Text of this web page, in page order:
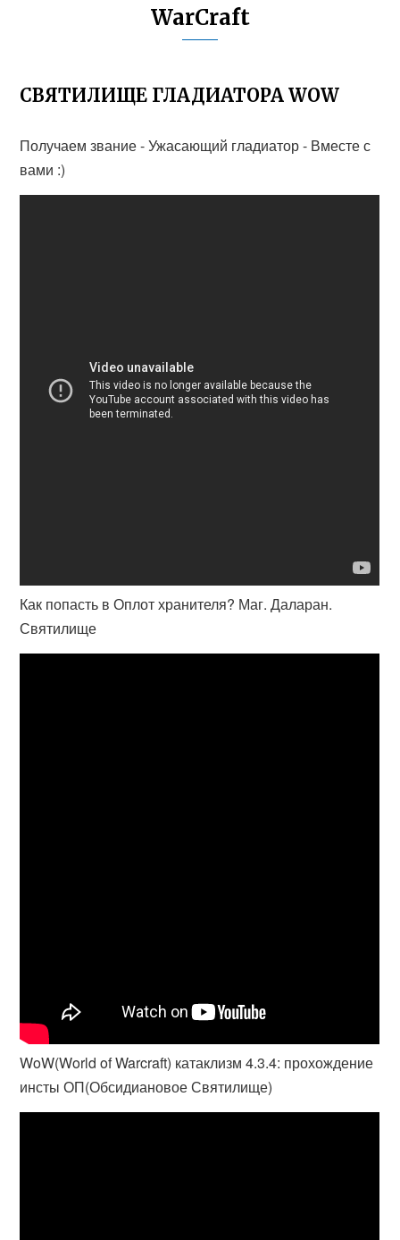
WarCraft
СВЯТИЛИЩЕ ГЛАДИАТОРА WOW
Получаем звание - Ужасающий гладиатор - Вместе с
вами :)
Как попасть в Оплот хранителя? Маг. Даларан.
Святилище
WoW(World of Warcraft) катаклизм 4.3.4: прохождение
инсты ОП(Обсидиановое Святилище)